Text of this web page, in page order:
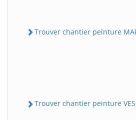
Trouver chantier peinture
Trouver chantier peinture